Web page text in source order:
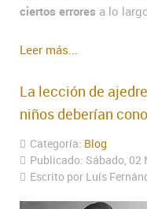
ciertos errores a lo
Leer más...
La lección de
niños deberían
Categoría: Blog
Publicado: Sábado, 02
Escrito por Luís